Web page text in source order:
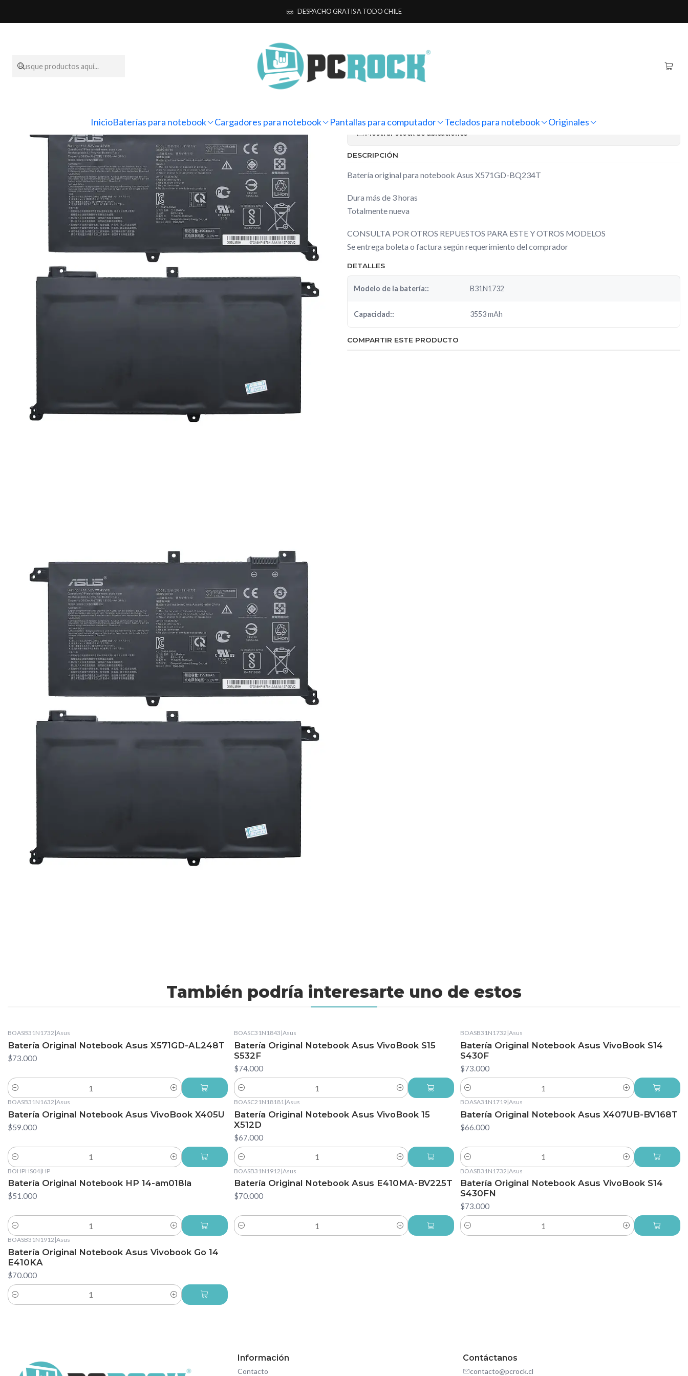
InicioBaterías para notebook Cargadores para notebook Pantallas para computador Teclados para notebook Originales
DESPACHO GRATIS A TODO CHILE
Originales Asus Batería Original Notebook Asus X571GD-BQ234T
Batería Original Notebook Asus
X571GD-BQ234T
Mostrar stock de ubicaciones
DESCRIPCIÓN
Batería original para notebook Asus X571GD-BQ234T
Dura más de 3 horas
Totalmente nueva
CONSULTA POR OTROS REPUESTOS PARA ESTE Y OTROS MODELOS
Se entrega boleta o factura según requerimiento del comprador
DETALLES
Modelo de la batería:: B31N1732
Capacidad:: 3553 mAh
COMPARTIR ESTE PRODUCTO
También podría interesarte uno de estos
BOASB31N1732 |Asus
Batería Original Notebook Asus X571GD-AL248T
$73.000
Cantidad
BOASC31N1843 |Asus
Batería Original Notebook Asus VivoBook S15
S532F
$74.000
Cantidad
BOASB31N1732 |Asus
Batería Original Notebook Asus VivoBook S14
S430F
$73.000
Cantidad
BOASB31N1632 |Asus
Batería Original Notebook Asus VivoBook X405U
$59.000
Cantidad
BOASC21N18181|Asus
Batería Original Notebook Asus VivoBook 15
X512D
$67.000
Cantidad
BOASA31N1719|Asus
Batería Original Notebook Asus X407UB-BV168T
$66.000
Cantidad
BOHPHS04|HP
Batería Original Notebook HP 14-am018la
$51.000
Cantidad
BOASB31N1912 |Asus
Batería Original Notebook Asus E410MA-BV225T
$70.000
Cantidad
BOASB31N1732 |Asus
Batería Original Notebook Asus VivoBook S14
S430FN
$73.000
Cantidad
BOASB31N1912 |Asus
Batería Original Notebook Asus Vivobook Go 14
E410KA
$70.000
Cantidad
Información
Contacto
Contáctanos
contacto@pcrock.cl